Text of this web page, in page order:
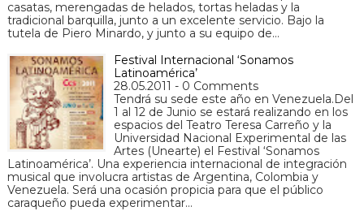
casatas, merengadas de helados, tortas heladas y la
tradicional barquilla, junto a un excelente servicio. Bajo la
tutela de Piero Minardo, y junto a su equipo de…
Festival Internacional ‘Sonamos
Latinoamérica’
28.05.2011 - 0 Comments
Tendrá su sede este año en Venezuela.Del
1 al 12 de Junio se estará realizando en los
espacios del Teatro Teresa Carreño y la
Universidad Nacional Experimental de las
Artes (Unearte) el Festival ‘Sonamos
Latinoamérica’. Una experiencia internacional de integración
musical que involucra artistas de Argentina, Colombia y
Venezuela. Será una ocasión propicia para que el público
caraqueño pueda experimentar…